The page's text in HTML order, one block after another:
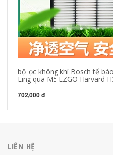
bộ lọc không khí Bosch tế
Ling qua M5 LZGO Harvard
702,000 đ
LIÊN HỆ